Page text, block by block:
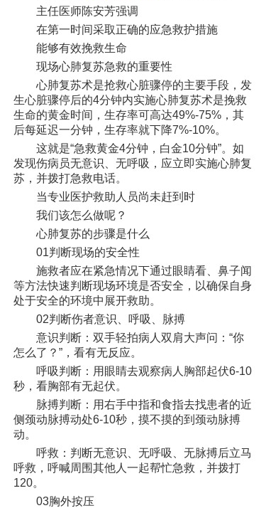
主任医师陈安芳强调
在第一时间采取正确的应急救护措施
能够有效挽救生命
现场心肺复苏急救的重要性
心肺复苏术是抢救心脏骤停的主要手段，发
生心脏骤停后的4分钟内实施心肺复苏术是挽救
生命的黄金时间，生存率可高达49%-75%，其
后每延迟一分钟，生存率就下降7%-10%。
这就是“急救黄金4分钟，白金10分钟”。如
发现伤病员无意识、无呼吸，应立即实施心肺复
苏，并拨打急救电话。
当专业医护救助人员尚未赶到时
我们该怎么做呢？
心肺复苏的步骤是什么
01判断现场的安全性
施救者应在紧急情况下通过眼睛看、鼻子闻
等方法快速判断现场环境是否安全，以确保自身
处于安全的环境中展开救助。
02判断伤者意识、呼吸、脉搏
意识判断：双手轻拍病人双肩大声问：“你
怎么了？”，看有无反应。
呼吸判断：用眼睛去观察病人胸部起伏6-10
秒，看胸部有无起伏。
脉搏判断：用右手中指和食指去找患者的近
侧颈动脉搏动处6-10秒，摸不摸的到颈动脉搏
动。
呼救：判断无意识、无呼吸、无脉搏后立马
呼救，呼喊周围其他人一起帮忙急救，并拨打
120。
03胸外按压